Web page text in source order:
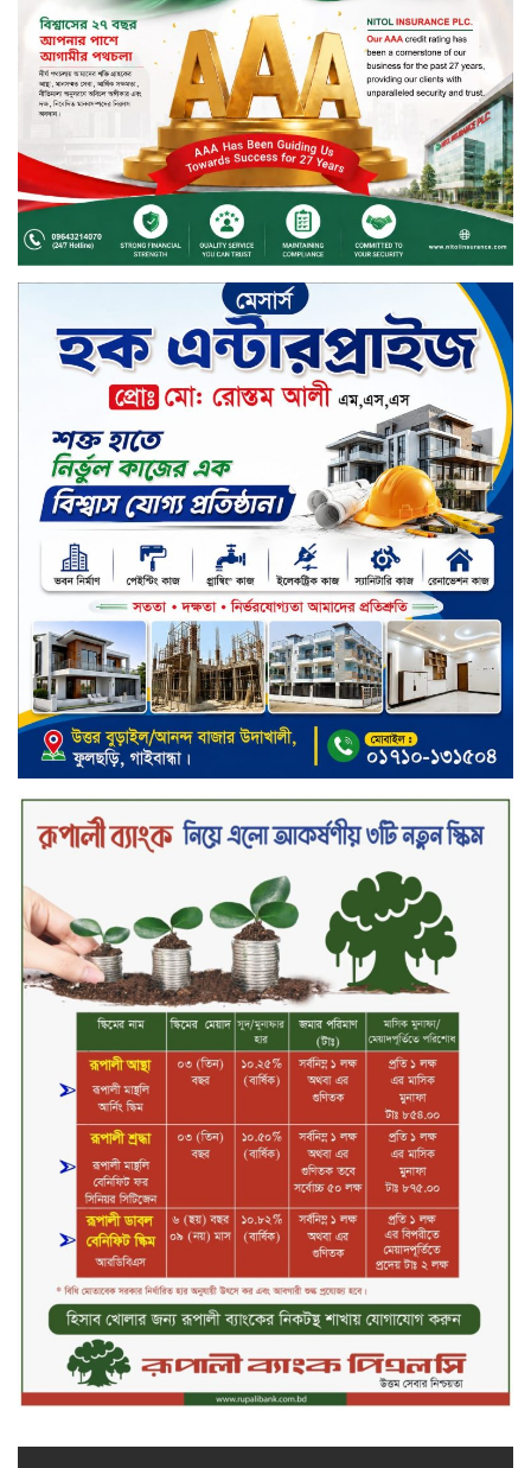
পরিষদের সম্মেলন অনুষ্ঠিত
দীর্ঘস্থায়ী ৭,৫০০ এমএএইচ ব্যাটারি
এবং শক্তিশালী গরিলা গ্লাস ৭আই সুরক্ষা
নিয়ে শাওমি উন্মোচন করল নতুন রেডমি
১৭
খালেদা জিয়ার গাড়ীতে হামলাকারী
রুবেলের গোত্রীয় সন্ত্রাসীদের গ্রেফতারের
দাবি
ক্যাশলেস বাংলাদেশ বিনির্মাণে
ইসলামী ব্যাংকের উদ্যোগে বাংলা
কিউআর নিয়ে বিশিষ্ট আলেমদের সঙ্গে
মতবিনিময় সভা অনুষ্ঠিত
‘শেখ হাসিনা ডিসেম্বরে ফিরলে গণহত্যার
দায় নিয়ে কারাগারে যাবেন,’ আইনমন্ত্রী
মধ্যরাতে শাহজালাল বিমানবন্দরের
বলাকা লাউঞ্জে অগ্নিকাণ্ড
নিরাপদ ও স্বল্পব্যয়ে ক্যাশলেস লেনদেন
গড়তে কাজ করছে বাংলাদেশ ব্যাংক:
গভর্নর
জীবননগর সীমান্ত দিয়ে ভারতে অবৈধ
অনুপ্রবেশের সময় ৮ বাংলাদেশি নারী
আটক
মাধবপুর গৃহবধূর ঝুলন্ত মরদেহ উদ্ধার
করছে পুলিশ
চ্যানেল আইয়ের ‘আমরাই বাংলাদেশ’
টকশোতে সাইফুল ইসলাম সোহেল ও
চিত্রনায়ক ডিএ তায়েব
টাঙ্গাইলে নিহত বাস মালিকদের
পরিবারকে অনুদান ও সম্মাননা প্রদান